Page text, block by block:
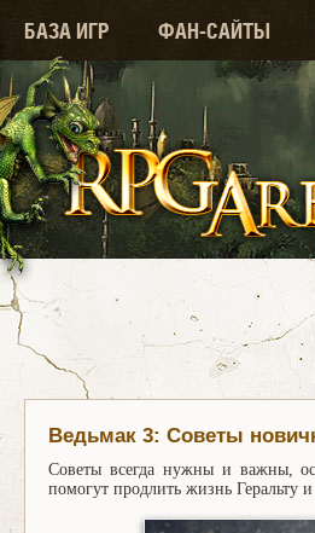
БАЗА ИГР ФАН-САЙТЫ
Ведьмак 3: Советы
Советы всегда нужны и важны,
помогут продлить жизнь Геральту